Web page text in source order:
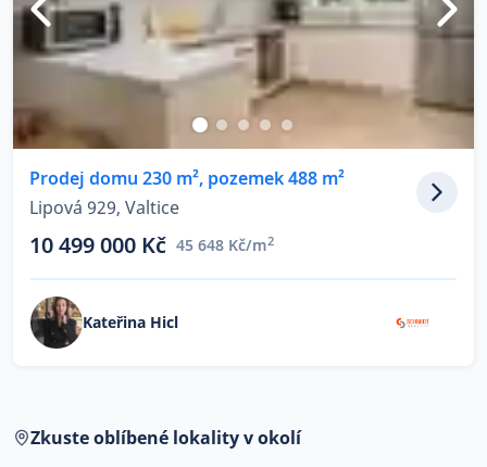
Prodej domu 230 m², pozemek 488 m²
Lipová 929, Valtice
10 499 000 Kč 45 648 Kč/m2
Kateřina Hicl
Zkuste oblíbené lokality v okolí